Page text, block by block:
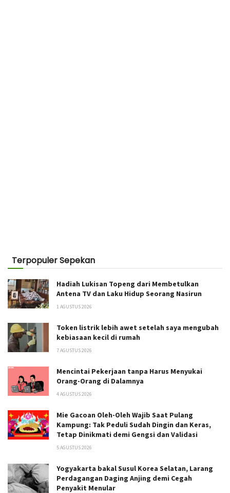
Terpopuler Sepekan
Hadiah Lukisan Topeng dari Membetulkan
Antena TV dan Laku Hidup Seorang Nasirun
1 AGUSTUS 2026
Token listrik lebih awet setelah saya mengubah
kebiasaan kecil di rumah
7 AGUSTUS 2026
Mencintai Pekerjaan tanpa Harus Menyukai
Orang-Orang di Dalamnya
4 AGUSTUS 2026
Mie Gacoan Oleh-Oleh Wajib Saat Pulang
Kampung: Tak Peduli Sudah Dingin dan Keras,
Tetap Dinikmati demi Gengsi dan Validasi
5 AGUSTUS 2026
Yogyakarta bakal Susul Korea Selatan, Larang
Perdagangan Daging Anjing demi Cegah
Penyakit Menular